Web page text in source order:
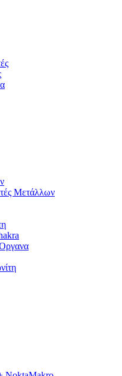
Μετάλλων